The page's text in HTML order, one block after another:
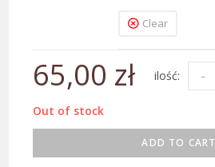
Clear
65,00 zł
Out of stock
-
ADD TO CART